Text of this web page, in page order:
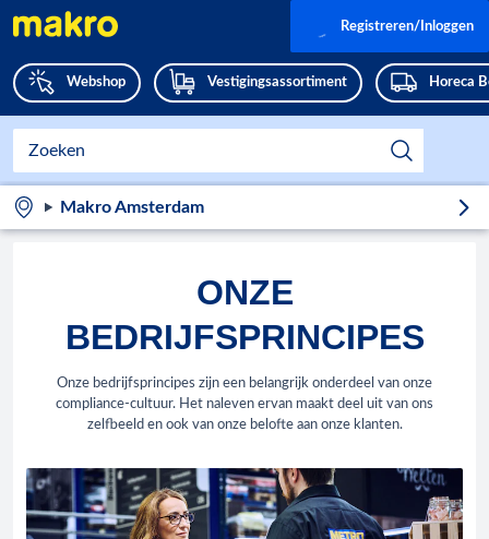
Webshop Vestigingsassortiment Horeca
Registreren/Inloggen
Makro Amsterdam
ONZE
BEDRIJFSPRINCIPES
Onze bedrijfsprincipes zijn een belangrijk onderdeel van onze
compliance-cultuur. Het naleven ervan maakt deel uit van ons
zelfbeeld en ook van onze belofte aan onze klanten.